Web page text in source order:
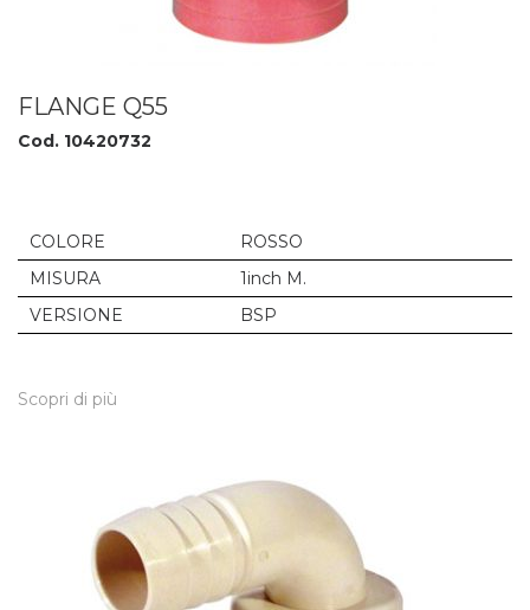
FLANGE Q55
Cod. 10420732
COLORE
ROSSO
MISURA
1inch M.
VERSIONE
BSP
Scopri di più